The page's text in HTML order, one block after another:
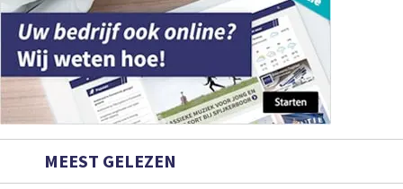
MEEST GELEZEN